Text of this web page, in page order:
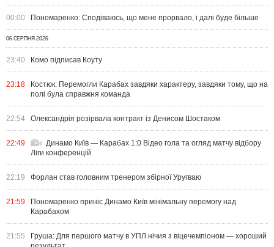
00:00 Пономаренко: Сподіваюсь, що мене прорвало, і далі буде більше
06 СЕРПНЯ 2026
23:40 Комо підписав Коуту
23:18
Костюк: Перемогли Карабах завдяки характеру, завдяки тому, що на
полі була справжня команда
22:54 Олександрія розірвала контракт із Денисом Шостаком
22:49
Динамо Київ — Карабах 1:0 Відео гола та огляд матчу відбору
Ліги конференцій
22:19 Форлан став головним тренером збірної Уругваю
21:59
Пономаренко приніс Динамо Київ мінімальну перемогу над
Карабахом
21:55
Груша: Для першого матчу в УПЛ нічия з віцечемпіоном — хороший